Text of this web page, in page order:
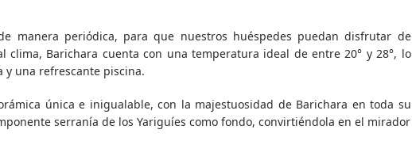
manera periódica, para que nuestros huéspedes puedan disfrutar de
clima, Barichara cuenta con una temperatura ideal de entre 20° y 28°, lo
una refrescante piscina.
única e inigualable, con la majestuosidad de Barichara en toda su
serranía de los Yariguíes como fondo, convirtiéndola en el mirador